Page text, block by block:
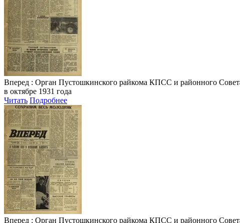
Вперед : Орган Пустошкинского райкома КПСС и районного
в октябре 1931 года
Читать Подробнее
Вперед : Орган Пустошкинского райкома КПСС и районного